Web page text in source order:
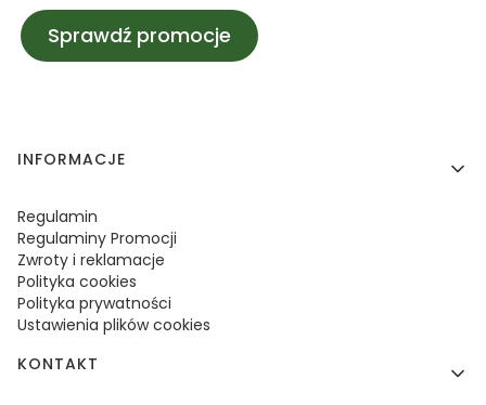
Sprawdź promocje
Linki w stopce
INFORMACJE
Regulamin
Regulaminy Promocji
Zwroty i reklamacje
Polityka cookies
Polityka prywatności
Ustawienia plików cookies
KONTAKT